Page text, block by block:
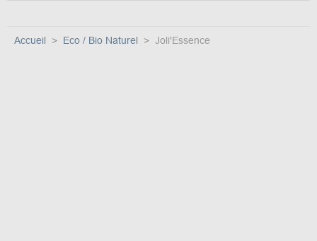
Accueil Eco / Bio Naturel Joli'Essence